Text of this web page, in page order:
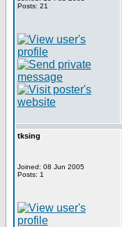
Posts: 21
tksing
Joined: 08 Jun 2005
Posts: 1